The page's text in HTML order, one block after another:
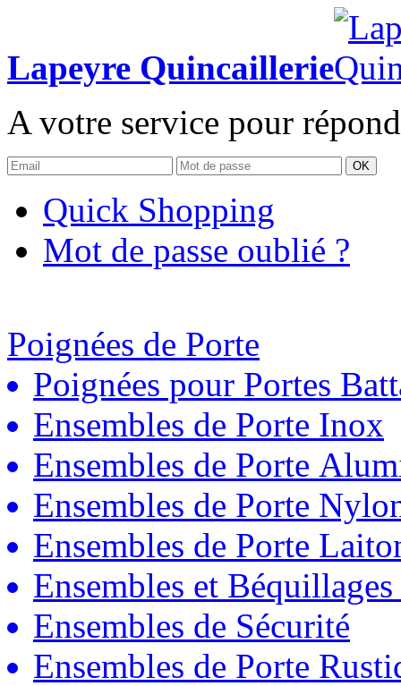
Lapeyre Quincaillerie
A votre service pour
OK
Quick Shopping
Mot de passe oublié ?
Poignées de Porte
Poignées pour Portes
Ensembles de Porte Inox
Ensembles de Porte
Ensembles de Porte
Ensembles de Porte
Ensembles et
Ensembles de Sécurité
Ensembles de Porte